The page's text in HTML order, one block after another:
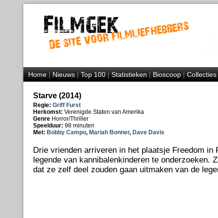
Home|Nieuws|Top 100|Statistieken|Bioscoop|Collecties
Starve (2014)
Regie: Griff Furst
Herkomst: Verenigde Staten van Amerika
Genre Horror/Thriller
Speelduur: 98 minuten
Met: Bobby Campo, Mariah Bonner, Dave Davis
Drie vrienden arriveren in het plaatsje Freedom in
legende van kannibalenkinderen te onderzoeken.
dat ze zelf deel zouden gaan uitmaken van de